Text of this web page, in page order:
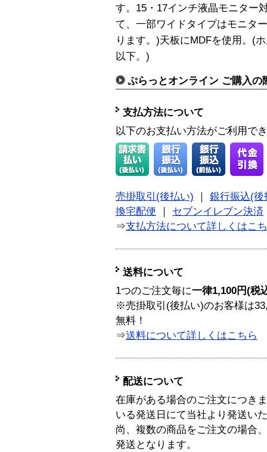
す。15・17インチ液晶モニター
て、一部ワイドタイプはモニタ
ります。)天板にMDFを使用。(
以下。)
ぷらっとオンライン ご購入の
支払方法について
以下のお支払い方法がご利用で
売掛取引(後払い)
銀行振込(後
換宅配便
セブンイレブン決済
⇒支払方法について詳しくはこ
送料について
1つのご注文毎に一律1,100円(税
※売掛取引(後払い)のお客様は
無料！
⇒送料について詳しくはこちら
配送について
在庫がある場合のご注文につき
いる発送日にて当社より発送い
尚、複数の商品をご注文の場合
発送となります。